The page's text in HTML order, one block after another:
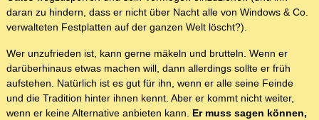
daran zu hindern, dass er nicht über Nacht alle von Windows & Co.
verwalteten Festplatten auf der ganzen Welt löscht?).
Wer unzufrieden ist, kann gerne mäkeln und brutteln. Wenn er
darüberhinaus etwas machen will, dann allerdings sollte er früh
aufstehen. Natürlich ist es gut für ihn, wenn er alle seine Feinde
und die Tradition hinter ihnen kennt. Aber er kommt nicht weiter,
wenn er keine Alternative anbieten kann. Er muss sagen können,